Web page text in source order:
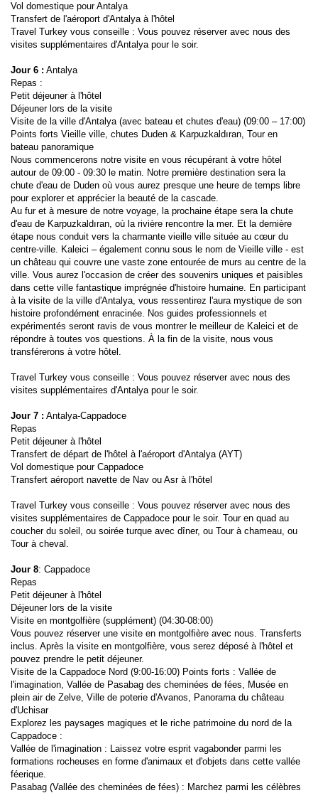
Vol domestique pour Antalya
Transfert de l'aéroport d'Antalya à l'hôtel
Travel Turkey vous conseille : Vous pouvez réserver avec nous des
visites supplémentaires d'Antalya pour le soir.
Jour 6 : Antalya
Repas :
Petit déjeuner à l'hôtel
Déjeuner lors de la visite
Visite de la ville d'Antalya (avec bateau et chutes d'eau) (09:00 – 17:00)
Points forts Vieille ville, chutes Duden & Karpuzkaldıran, Tour en
bateau panoramique
Nous commencerons notre visite en vous récupérant à votre hôtel
autour de 09:00 - 09:30 le matin. Notre première destination sera la
chute d'eau de Duden où vous aurez presque une heure de temps libre
pour explorer et apprécier la beauté de la cascade.
Au fur et à mesure de notre voyage, la prochaine étape sera la chute
d'eau de Karpuzkaldıran, où la rivière rencontre la mer. Et la dernière
étape nous conduit vers la charmante vieille ville située au cœur du
centre-ville. Kaleici – également connu sous le nom de Vieille ville - est
un château qui couvre une vaste zone entourée de murs au centre de la
ville. Vous aurez l'occasion de créer des souvenirs uniques et paisibles
dans cette ville fantastique imprégnée d'histoire humaine. En participant
à la visite de la ville d'Antalya, vous ressentirez l'aura mystique de son
histoire profondément enracinée. Nos guides professionnels et
expérimentés seront ravis de vous montrer le meilleur de Kaleici et de
répondre à toutes vos questions. À la fin de la visite, nous vous
transférerons à votre hôtel.
Travel Turkey vous conseille : Vous pouvez réserver avec nous des
visites supplémentaires d'Antalya pour le soir.
Jour 7 : Antalya-Cappadoce
Repas
Petit déjeuner à l'hôtel
Transfert de départ de l'hôtel à l'aéroport d'Antalya (AYT)
Vol domestique pour Cappadoce
Transfert aéroport navette de Nav ou Asr à l'hôtel
Travel Turkey vous conseille : Vous pouvez réserver avec nous des
visites supplémentaires de Cappadoce pour le soir. Tour en quad au
coucher du soleil, ou soirée turque avec dîner, ou Tour à chameau, ou
Tour à cheval.
Jour 8: Cappadoce
Repas
Petit déjeuner à l'hôtel
Déjeuner lors de la visite
Visite en montgolfière (supplément) (04:30-08:00)
Vous pouvez réserver une visite en montgolfière avec nous. Transferts
inclus. Après la visite en montgolfière, vous serez déposé à l'hôtel et
pouvez prendre le petit déjeuner.
Visite de la Cappadoce Nord (9:00-16:00) Points forts : Vallée de
l'imagination, Vallée de Pasabag des cheminées de fées, Musée en
plein air de Zelve, Ville de poterie d'Avanos, Panorama du château
d'Uchisar
Explorez les paysages magiques et le riche patrimoine du nord de la
Cappadoce :
Vallée de l'imagination : Laissez votre esprit vagabonder parmi les
formations rocheuses en forme d'animaux et d'objets dans cette vallée
féerique.
Pasabag (Vallée des cheminées de fées) : Marchez parmi les célèbres